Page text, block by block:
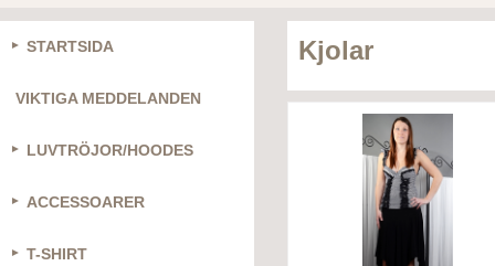
STARTSIDA
VIKTIGA MEDDELANDEN
LUVTRÖJOR/HOODES
ACCESSOARER
T-SHIRT
Kjolar